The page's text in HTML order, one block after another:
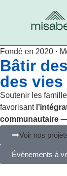
Fondé en 2020 ·
Bâtir des
des vies
Soutenir les
favorisant
communautaire —
Voir nos
Événements à